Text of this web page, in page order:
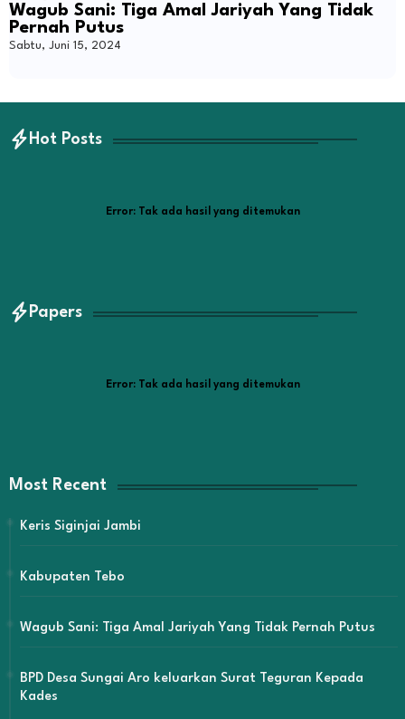
Wagub Sani: Tiga Amal Jariyah Yang Tidak
Pernah Putus
Sabtu, Juni 15, 2024
Hot Posts
Error:Tak ada hasil yang ditemukan
Papers
Error:Tak ada hasil yang ditemukan
Most Recent
Keris Siginjai Jambi
Kabupaten Tebo
Wagub Sani: Tiga Amal Jariyah Yang Tidak Pernah Putus
BPD Desa Sungai Aro keluarkan Surat Teguran Kepada
Kades